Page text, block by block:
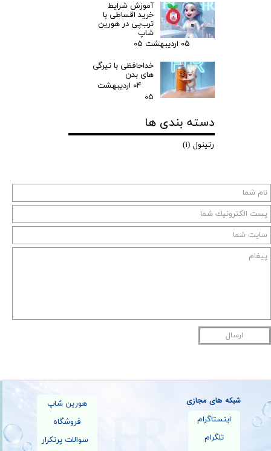
ارسال
آموزش شرایط
خرید اقساطی با
ترب‌پی در هورین
شاپ
۰۵ اردیبهشت ۰۵
خداحافظی با تیرگی
های بدن
۰۴ اردیبهشت
۰۵
دسته بندی ها
رتینول (۱)
هورین شاپ
فروشگاه
سوالات پرتکرار
اینستاگرام
تلگرام
شبکه های مجازی